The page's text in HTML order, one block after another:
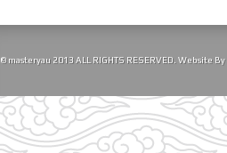
© masteryau 2013 ALL RIGHTS RESERVED. Website By